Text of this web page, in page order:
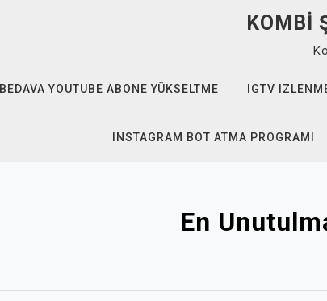
KOMBI
BEDAVA YOUTUBE ABONE YÜKSELTME IGTV
INSTAGRAM BOT ATMA PROGRAMI
En